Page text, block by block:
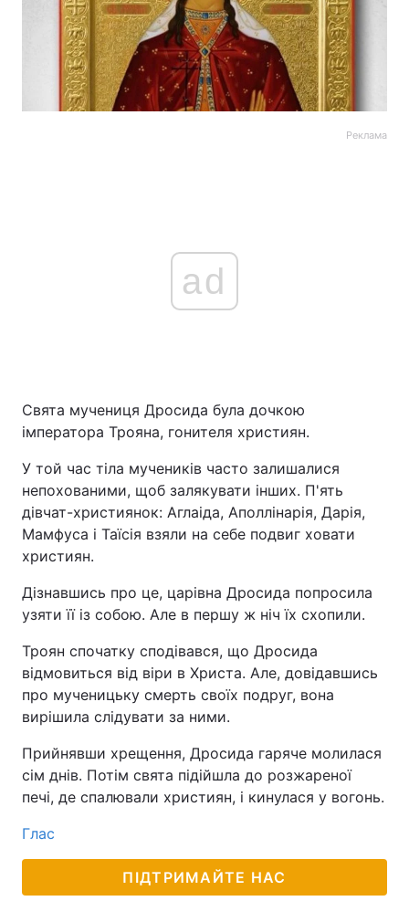
Реклама
ad
Свята мучениця Дросида була дочкою
імператора Трояна, гонителя християн.
У той час тіла мучеників часто залишалися
непохованими, щоб залякувати інших. П'ять
дівчат-християнок: Аглаіда, Аполлінарія, Дарія,
Мамфуса і Таїсія взяли на себе подвиг ховати
християн.
Дізнавшись про це, царівна Дросида попросила
узяти її із собою. Але в першу ж ніч їх схопили.
Троян спочатку сподівався, що Дросида
відмовиться від віри в Христа. Але, довідавшись
про мученицьку смерть своїх подруг, вона
вирішила слідувати за ними.
Прийнявши хрещення, Дросида гаряче молилася
сім днів. Потім свята підійшла до розжареної
печі, де спалювали християн, і кинулася у вогонь.
Глас
ПІДТРИМАЙТЕ НАС